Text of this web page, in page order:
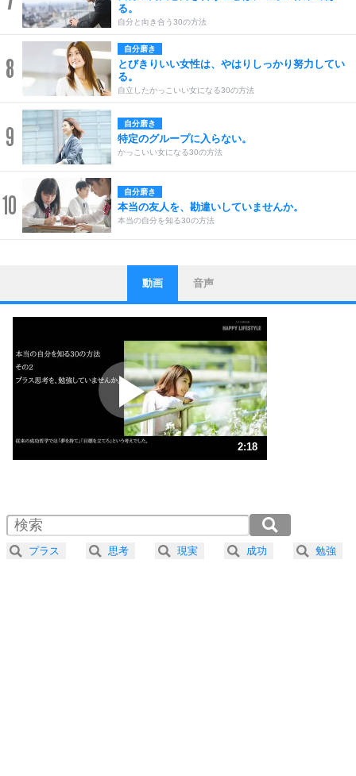
る。
自分と向き合う30の方法
8
自分磨き
とびきりいい女性は、やはりしっかり努力してい
る。
自立したかっこいい女になる30の方法
9 自分磨き
特定のグループに入らない。
かっこいい女になる30の方法
10 自分磨き
本当の友人を、勘違いしていませんか。
本当の自分を知る30の方法
1
ストレス対策
他人と比べない。
いっそのこと、他人を見ない。
いらいらしない人になる30の方法
プラス思考
ポジティブになれない原因は、行動しないから。
ポジティブ思考になる30の方法
ストレス対策
人生、なんとかなるもの。
気楽に生きる30の方法
4 器の大きい人は、怒りを優しさで表現する。
動画 音声
2:18
2.0倍速 （271KB 1分9秒）
2.5倍速 （217KB 55秒）
3.0倍速 （181KB 46秒）
プラス 思考 現実 成功 勉強